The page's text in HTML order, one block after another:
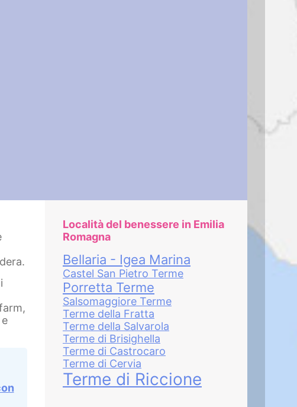
Località del benessere in Emilia
Romagna
Bellaria - Igea Marina
Castel San Pietro Terme
Porretta Terme
Salsomaggiore Terme
Terme della Fratta
Terme della Salvarola
Terme di Brisighella
Terme di Castrocaro
Terme di Cervia
Terme di Riccione